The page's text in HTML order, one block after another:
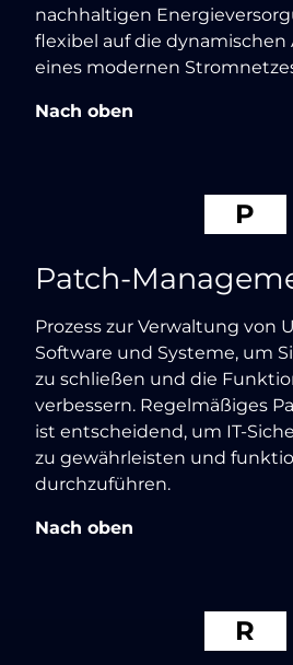
nachhaltigen
flexibel auf die
eines modernen
Nach oben
P
Patch-
Prozess zur Verwaltung von
Software und Systeme, um
zu schließen und die
verbessern. Regelmäßiges
ist entscheidend, um IT-
zu gewährleisten und
durchzuführen.
Nach oben
R